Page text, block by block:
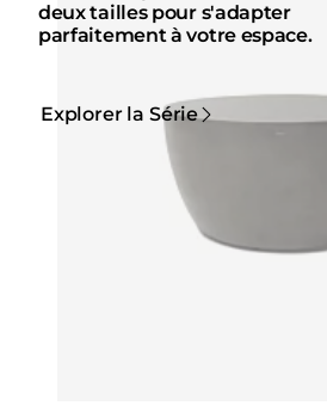
deux tailles pour s'adapter
parfaitement à votre espace.
Explorer la Série